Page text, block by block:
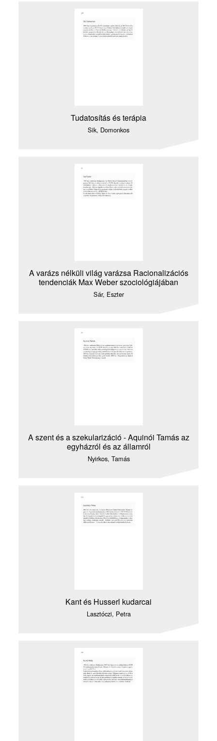
Tudatosítás és terápia
Sik, Domonkos
A varázs nélküli világ varázsa Racionalizációs
tendenciák Max Weber szociológiájában
Sár, Eszter
A szent és a szekularizáció - Aquinói Tamás az
egyházról és az államról
Nyirkos, Tamás
Kant és Husserl kudarcai
Lasztóczi, Petra